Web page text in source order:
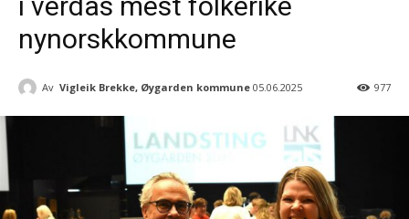
nynorskkommune
Av Vigleik Brekke, Øygarden kommune 05.06.2025 977